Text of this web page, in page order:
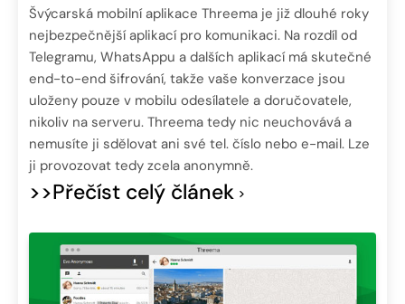
Švýcarská mobilní aplikace Threema je již dlouhé roky
nejbezpečnější aplikací pro komunikaci. Na rozdíl od
Telegramu, WhatsAppu a dalších aplikací má skutečné
end-to-end šifrování, takže vaše konverzace jsou
uloženy pouze v mobilu odesílatele a doručovatele,
nikoliv na serveru. Threema tedy nic neuchovává a
nemusíte ji sdělovat ani své tel. číslo nebo e-mail. Lze
ji provozovat tedy zcela anonymně.
>>Přečíst celý článek